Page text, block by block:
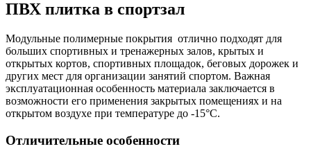
ПВХ плитка в спортзал
Модульные полимерные покрытия отлично подходят для
больших спортивных и тренажерных залов, крытых и
открытых кортов, спортивных площадок, беговых дорожек и
других мест для организации занятий спортом. Важная
эксплуатационная особенность материала заключается в
возможности его применения закрытых помещениях и на
открытом воздухе при температуре до -15°C.
Отличительные особенности